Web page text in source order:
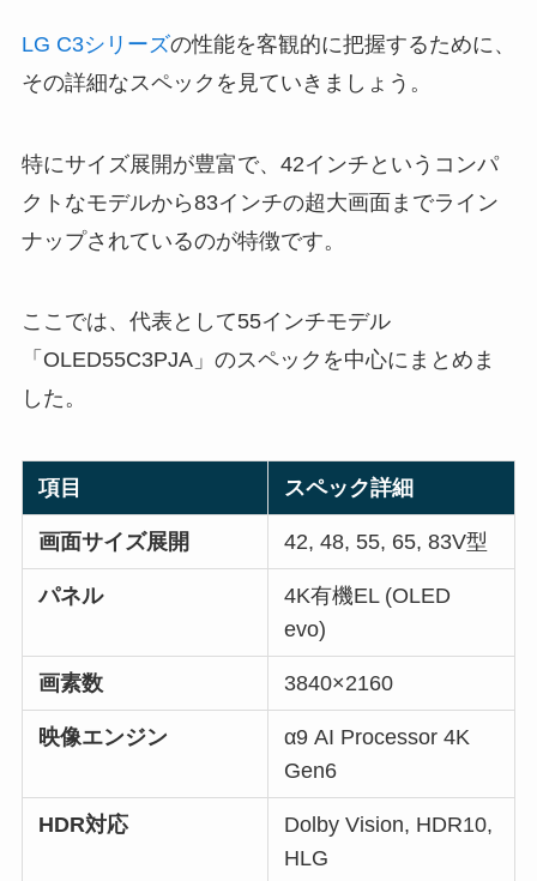
LG C3シリーズの性能を客観的に把握するために、
その詳細なスペックを見ていきましょう。
特にサイズ展開が豊富で、42インチというコンパ
クトなモデルから83インチの超大画面までライン
ナップされているのが特徴です。
ここでは、代表として55インチモデル
「OLED55C3PJA」のスペックを中心にまとめま
した。
項目 スペック詳細
画面サイズ展開 42, 48, 55, 65, 83V型
パネル
4K有機EL (OLED
evo)
画素数 3840×2160
映像エンジン
α9 AI Processor 4K
Gen6
HDR対応
Dolby Vision, HDR10,
HLG